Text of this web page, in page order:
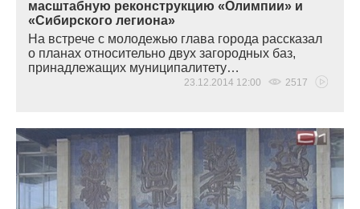
масштабную реконструкцию «Олимпии» и
«Сибирского легиона»
На встрече с молодежью глава города рассказал
о планах относительно двух загородных баз,
принадлежащих муниципалитету…
23.12.2014 12:00 2517